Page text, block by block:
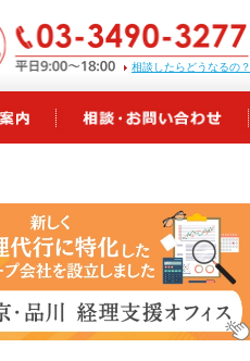
相談したらどうなるの？